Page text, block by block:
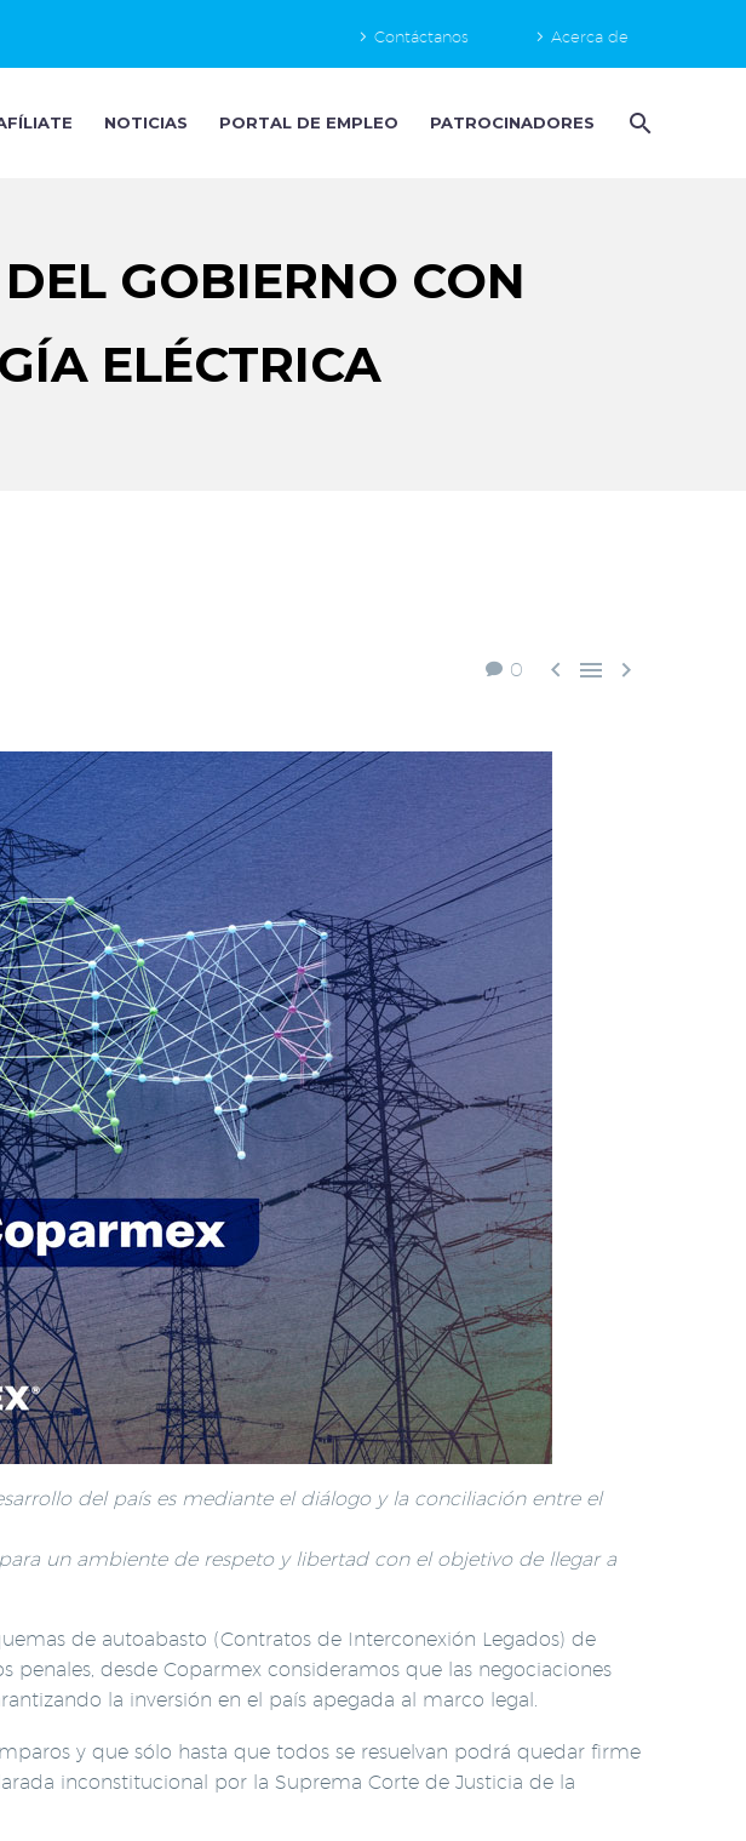
Contáctanos Acerca de
NOTICIAS PORTAL DE EMPLEO PATROCINADORES
GOBIERNO CON
ELÉCTRICA
0   
del país es mediante el diálogo y la conciliación entre el
un ambiente de respeto y libertad con el objetivo de llegar a
de autoabasto (Contratos de Interconexión Legados) de
penales, desde Coparmex consideramos que las negociaciones
la inversión en el país apegada al marco legal.
y que sólo hasta que todos se resuelvan podrá quedar firme
inconstitucional por la Suprema Corte de Justicia de la